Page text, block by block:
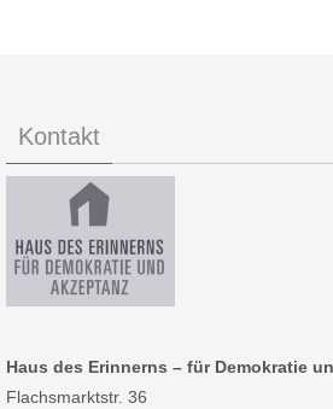
Kontakt
Haus des Erinnerns – für Demokratie
Flachsmarktstr. 36